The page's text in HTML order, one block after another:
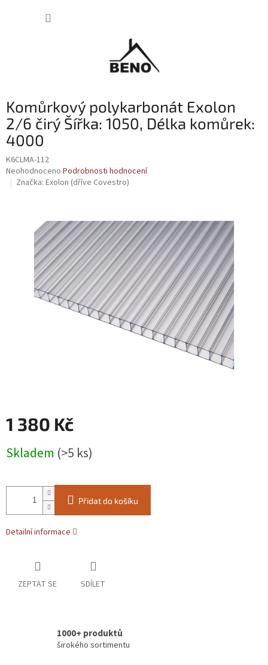
Komůrkový polykarbonát Exolon
2/6 čirý Šířka: 1050, Délka komůrek:
4000
K6CLMA-112
Průměrné
hodnocení
hvězdiček.
Neohodnoceno Podrobnosti hodnocení
Značka: Exolon (dříve Covestro)
1 380 Kč
cena:
Skladem (>5 ks)
Přidat do košíku
Detailní informace
ZEPTAT SE SDÍLET
1000+ produktů
širokého sortimentu